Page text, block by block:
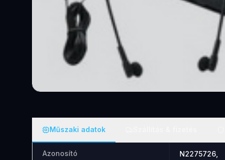
Műszaki adatok
Azonosító N2275726,